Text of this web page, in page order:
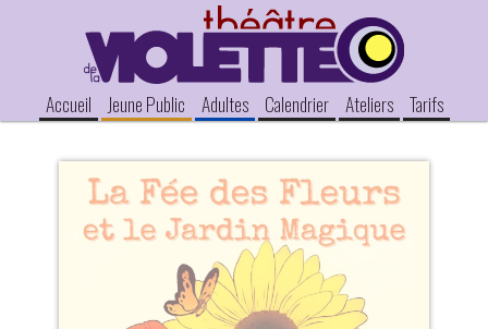
Accueil Jeune Public Adultes Calendrier Ateliers Tarifs